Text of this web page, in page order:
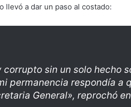
llevó a dar un paso al costado:
sin un solo hecho
permanencia respondía a
General», reprochó